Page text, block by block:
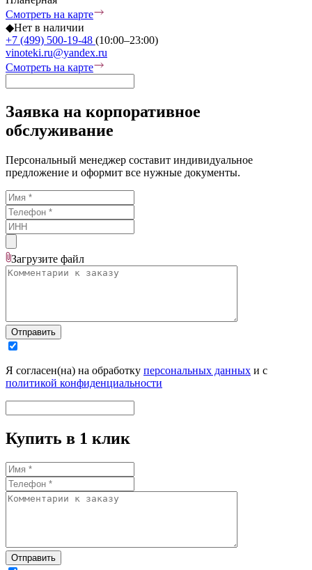
Смотреть на карте
◆Нет в наличии
+7 (499) 500-19-48 (10:00–23:00)
vinoteki.ru@yandex.ru
Смотреть на карте
Заявка на корпоративное
обслуживание
Персональный менеджер составит индивидуальное
предложение и оформит все нужные документы.
Загрузите файл
Отправить
Я согласен(на) на обработку персональных данных и с
политикой конфиденциальности
Купить в 1 клик
Отправить